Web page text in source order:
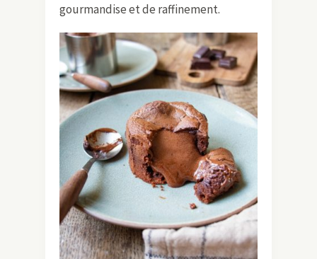
gourmandise et de raffinement.